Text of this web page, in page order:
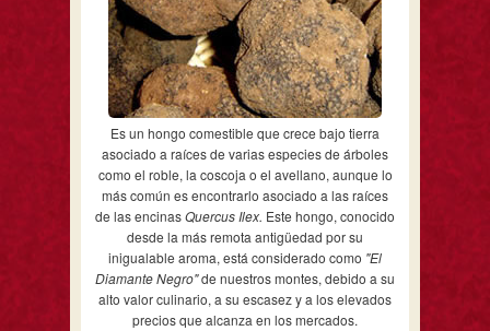
Es un hongo comestible que crece bajo tierra
asociado a raíces de varias especies de árboles
como el roble, la coscoja o el avellano, aunque lo
más común es encontrarlo asociado a las raíces
de las encinasQuercus Ilex. Este hongo, conocido
desde la más remota antigüedad por su
inigualable aroma, está considerado como "El
Diamante Negro"de nuestros montes, debido a su
alto valor culinario, a su escasez y a los elevados
precios que alcanza en los mercados.